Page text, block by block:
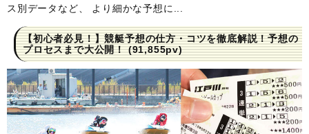
ス別データなど、 より細かな予想に...
【初心者必見！】競艇予想の仕方・コツを徹底解説！予想の
プロセスまで大公開！(91,855pv)